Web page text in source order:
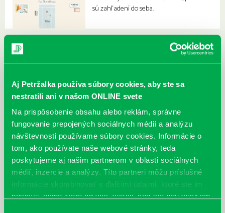
Aj Petržalka používa súbory cookies, aby ste sa
nestratili ani v našom ONLINE svete
Na prispôsobenie obsahu alebo reklám, správne
fungovanie prepojených sociálnych médií a analýzu
návštevnosti používame súbory cookies. Informácie o
tom, ako používate naše webové stránky, teda
poskytujeme aj našim partnerom v oblasti sociálnych
médií, inzercie a analýzy. Títo partneri môžu príslušné
informácie skombinovať s ďalšími údajmi, ktoré ste im
poskytli, alebo ktoré od vás získali, keď ste používali ich
sú zahľadení do seba.